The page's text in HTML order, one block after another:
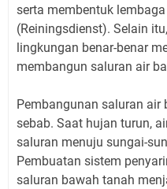
serta membentuk
(Reiningsdienst). Selain
lingkungan benar-benar
membangun saluran air
Pembangunan saluran
sebab. Saat hujan turun,
saluran menuju sungai-
Pembuatan sistem
saluran bawah tanah